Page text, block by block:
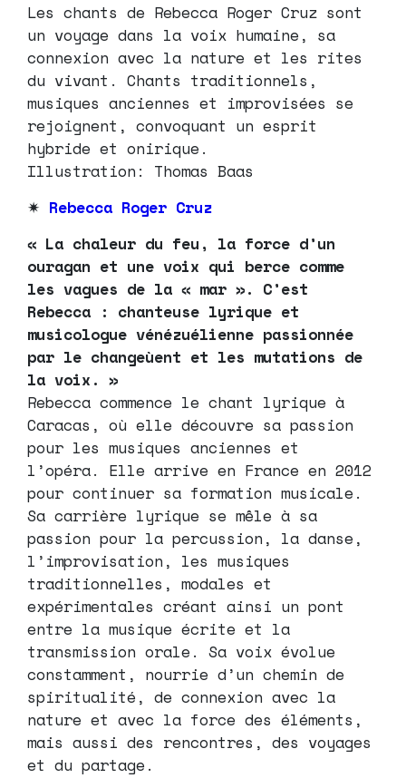
Les chants de Rebecca Roger Cruz sont
un voyage dans la voix humaine, sa
connexion avec la nature et les rites
du vivant. Chants traditionnels,
musiques anciennes et improvisées se
rejoignent, convoquant un esprit
hybride et onirique.
Illustration: Thomas Baas
✷ Rebecca Roger Cruz
« La chaleur du feu, la force d’un
ouragan et une voix qui berce comme
les vagues de la « mar ». C’est
Rebecca : chanteuse lyrique et
musicologue vénézuélienne passionnée
par le changeùent et les mutations de
la voix. »
Rebecca commence le chant lyrique à
Caracas, où elle découvre sa passion
pour les musiques anciennes et
l’opéra. Elle arrive en France en 2012
pour continuer sa formation musicale.
Sa carrière lyrique se mêle à sa
passion pour la percussion, la danse,
l’improvisation, les musiques
traditionnelles, modales et
expérimentales créant ainsi un pont
entre la musique écrite et la
transmission orale. Sa voix évolue
constamment, nourrie d’un chemin de
spiritualité, de connexion avec la
nature et avec la force des éléments,
mais aussi des rencontres, des voyages
et du partage.